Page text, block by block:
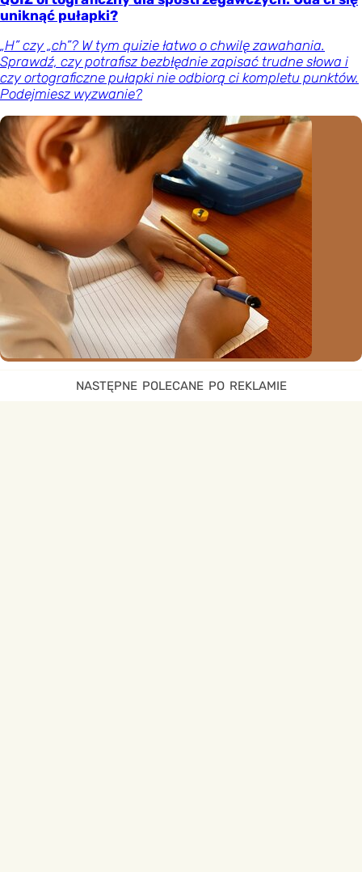
uniknąć pułapki?
„H” czy „ch”? W tym quizie łatwo o chwilę zawahania.
Sprawdź, czy potrafisz bezbłędnie zapisać trudne słowa i
czy ortograficzne pułapki nie odbiorą ci kompletu punktów.
Podejmiesz wyzwanie?